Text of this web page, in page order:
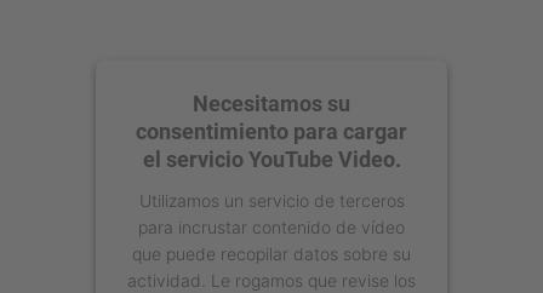
Necesitamos su
consentimiento para cargar
el servicio YouTube Video.
Utilizamos un servicio de terceros
para incrustar contenido de vídeo
que puede recopilar datos sobre su
actividad. Le rogamos que revise los